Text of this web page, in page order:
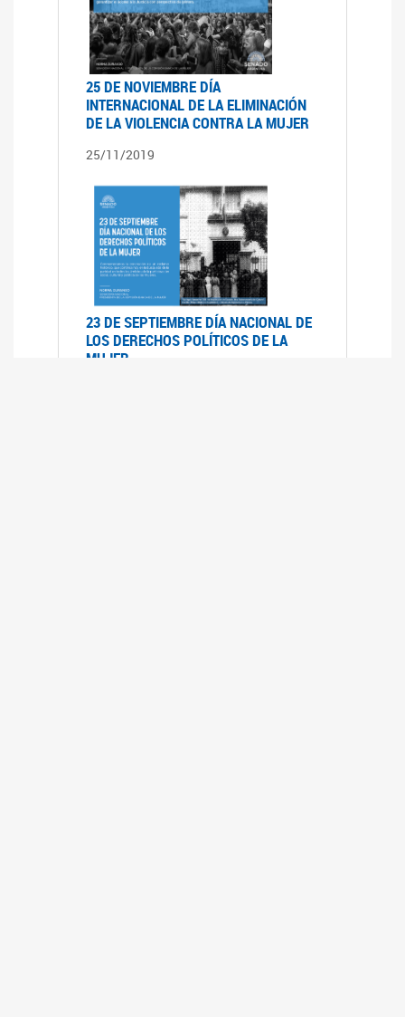
25 DE NOVIEMBRE DÍA
INTERNACIONAL DE LA ELIMINACIÓN
DE LA VIOLENCIA CONTRA LA MUJER
25/11/2019
23 DE SEPTIEMBRE DÍA NACIONAL DE
LOS DERECHOS POLÍTICOS DE LA
MUJER